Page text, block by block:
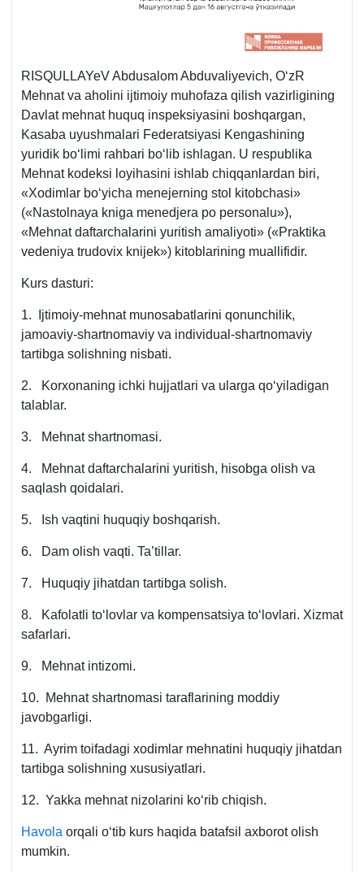
RISQULLAYeV Abdusalom Abduvaliyevich, OʻzR
Mehnat va aholini ijtimoiy muhofaza qilish vazirligining
Davlat mehnat huquq inspeksiyasini boshqargan,
Kasaba uyushmalari Federatsiyasi Kengashining
yuridik boʻlimi rahbari boʻlib ishlagan. U respublika
Mehnat kodeksi loyihasini ishlab chiqqanlardan biri,
«Xodimlar boʻyicha menejerning stol kitobchasi»
(«Nastolnaya kniga menedjera po personalu»),
«Mehnat daftarchalarini yuritish amaliyoti» («Praktika
vedeniya trudoviх knijek») kitoblarining muallifidir.
Kurs dasturi:
1. Ijtimoiy-mehnat munosabatlarini qonunchilik,
jamoaviy-shartnomaviy va individual-shartnomaviy
tartibga solishning nisbati.
2. Korхonaning ichki hujjatlari va ularga qoʻyiladigan
talablar.
3. Mehnat shartnomasi.
4. Mehnat daftarchalarini yuritish, hisobga olish va
saqlash qoidalari.
5. Ish vaqtini huquqiy boshqarish.
6. Dam olish vaqti. Ta’tillar.
7. Huquqiy jihatdan tartibga solish.
8. Kafolatli toʻlovlar va kompensatsiya toʻlovlari. Xizmat
safarlari.
9. Mehnat intizomi.
10. Mehnat shartnomasi taraflarining moddiy
javobgarligi.
11. Ayrim toifadagi хodimlar mehnatini huquqiy jihatdan
tartibga solishning хususiyatlari.
12. Yakka mehnat nizolarini koʻrib chiqish.
Havola orqali oʻtib kurs haqida batafsil aхborot olish
mumkin.